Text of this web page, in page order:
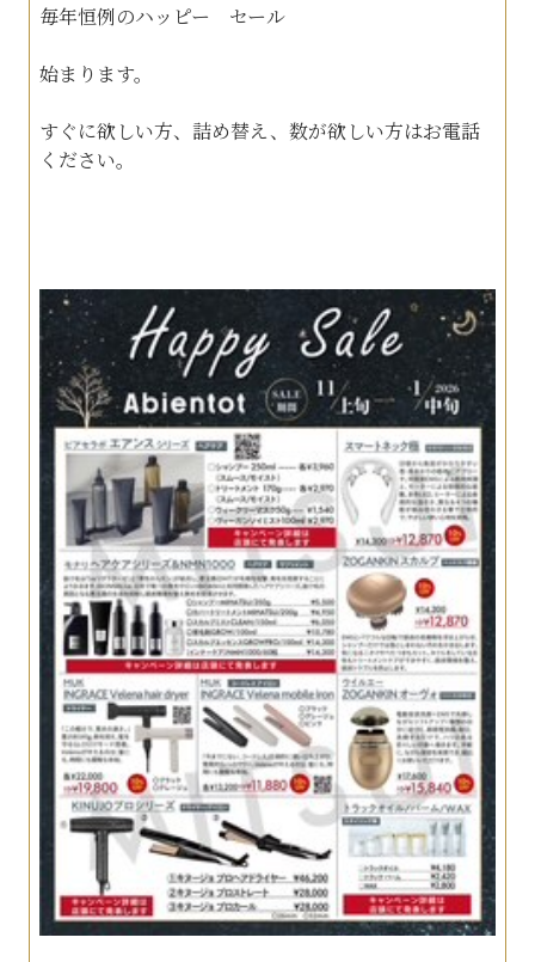
毎年恒例のハッピー セール
始まります。
すぐに欲しい方、詰め替え、数が欲しい方はお電話
ください。